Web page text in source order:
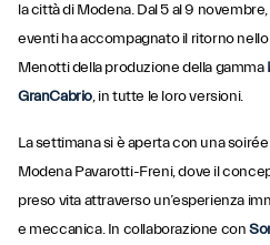
la città di Modena. Dal 5 al 9
eventi ha accompagnato il ritorno
Menotti della produzione della gamma
GranCabrio, in tutte le loro versioni.
La settimana si è aperta con una
Modena Pavarotti-Freni, dove il
preso vita attraverso un’esperienza
e meccanica. In collaborazione con